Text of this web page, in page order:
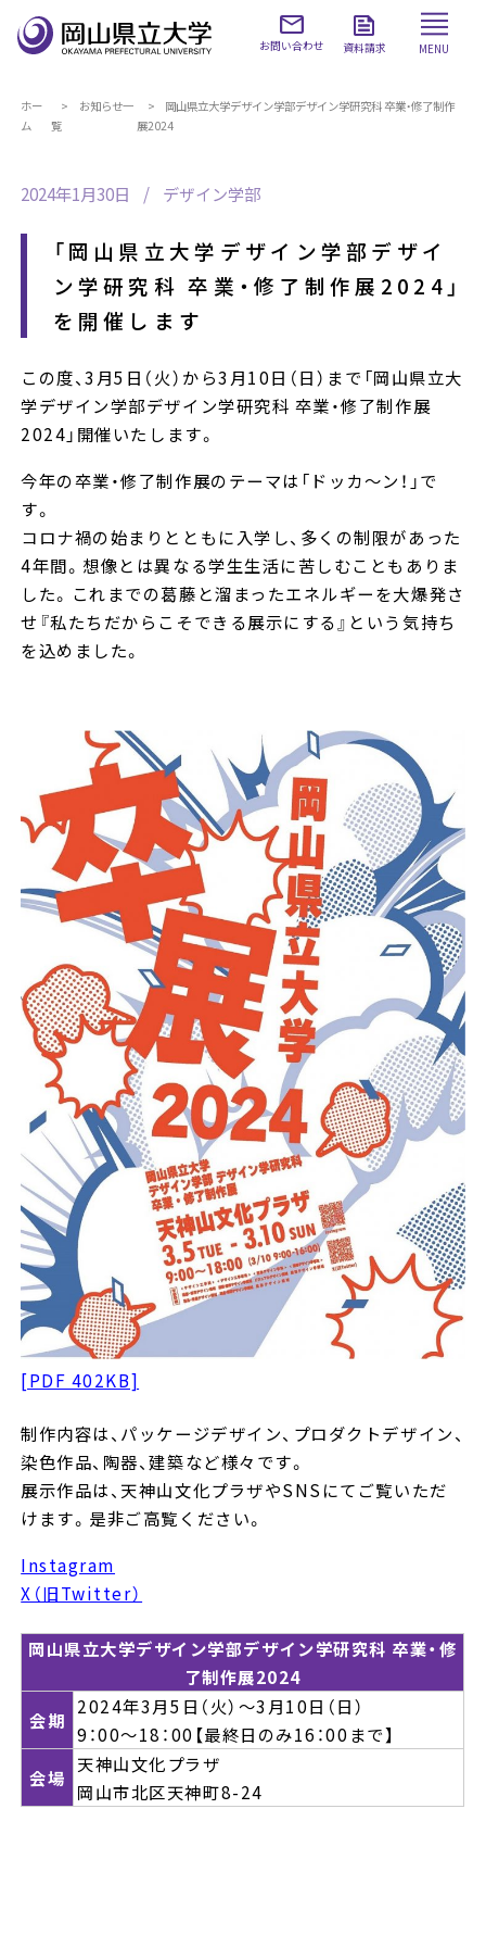
お問い合わせ 資料請求 MENU
ホー
ム
お知らせ一
覧
岡山県立大学デザイン学部デザイン学研究科 卒業・修了制作
展2024
2024年1月30日 デザイン学部
「岡山県立大学デザイン学部デザイ
ン学研究科 卒業・修了制作展2024」
を開催します
この度、3月5日（火）から3月10日（日）まで「岡山県立大
学デザイン学部デザイン学研究科 卒業・修了制作展
2024」開催いたします。
今年の卒業・修了制作展のテーマは「ドッカ～ン！」で
す。
コロナ禍の始まりとともに入学し、多くの制限があった
4年間。想像とは異なる学生生活に苦しむこともありま
した。これまでの葛藤と溜まったエネルギーを大爆発さ
せ『私たちだからこそできる展示にする』という気持ち
を込めました。
[PDF 402KB]
制作内容は、パッケージデザイン、プロダクトデザイン、
染色作品、陶器、建築など様々です。
展示作品は、天神山文化プラザやSNSにてご覧いただ
けます。是非ご高覧ください。
Instagram
X（旧Twitter）
岡山県立大学デザイン学部デザイン学研究科 卒業・修
了制作展2024
会期
2024年3月5日（火）～3月10日（日）
9：00～18：00【最終日のみ16：00まで】
会場
天神山文化プラザ
岡山市北区天神町8-24